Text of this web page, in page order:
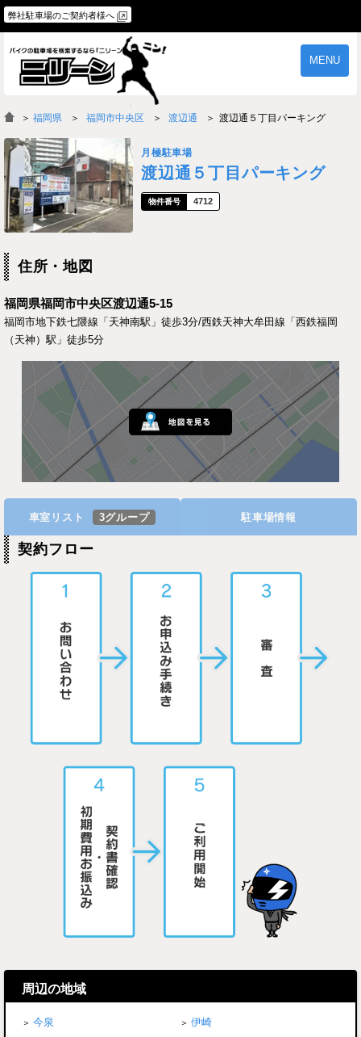
弊社駐車場のご契約者様へ
MENU
物件一覧 ご契約の流れ
よくあるご質問
＞ 福岡県 福岡市中央区 渡辺通 渡辺通５丁目パーキング
月極駐車場
渡辺通５丁目パーキング
4712
住所・地図
福岡県福岡市中央区渡辺通5-15
福岡市地下鉄七隈線「天神南駅」徒歩3分/西鉄天神大牟田線「西鉄福岡
（天神）駅」徒歩5分
車室リスト 3グループ 駐車場情報
契約フロー
周辺の地域
今泉
伊崎